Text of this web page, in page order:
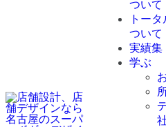
ついて
トー
ついて
実績集
学ぶ